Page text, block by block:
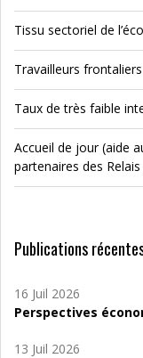
Tissu sectoriel de
Travailleurs
Taux de très faible
Accueil de jour (aide
partenaires des
Publications
16 Juil 2026
Perspectives
13 Juil 2026